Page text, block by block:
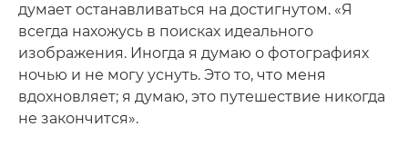
думает останавливаться на достигнутом. «Я
всегда нахожусь в поисках идеального
изображения. Иногда я думаю о фотографиях
ночью и не могу уснуть. Это то, что меня
вдохновляет; я думаю, это путешествие никогда
не закончится».